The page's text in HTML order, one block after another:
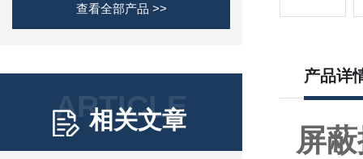
查看全部产品 >>
ARTICLE
相关文章
产品详
屏